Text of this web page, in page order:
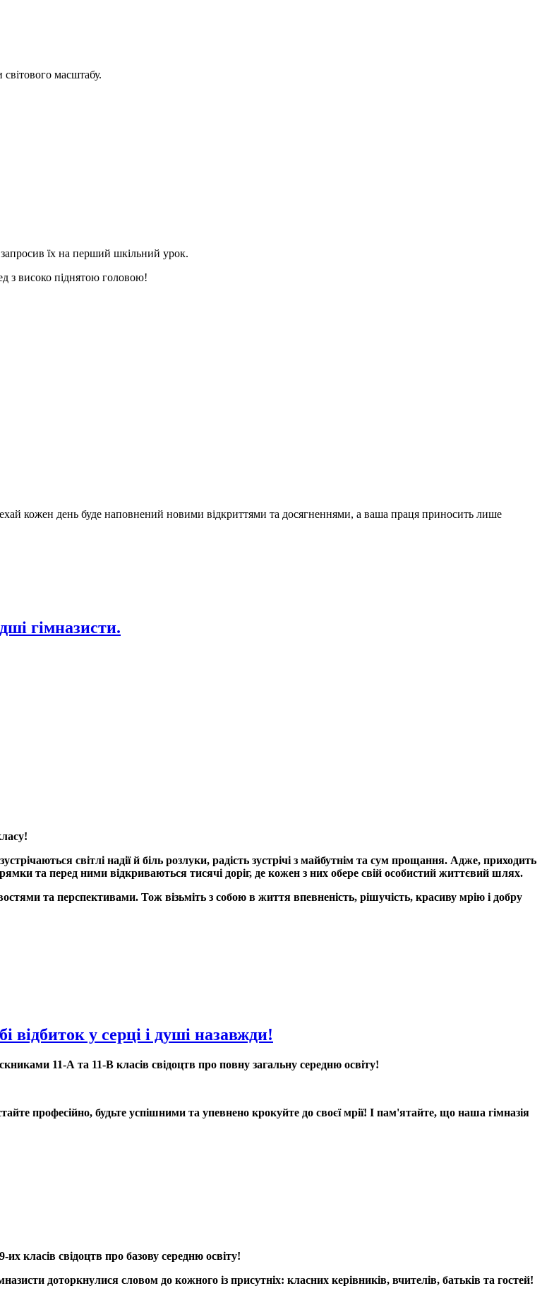
масштабу.
їх на перший шкільний урок.
з високо піднятою головою!
кожен день буде наповнений новими відкриттями та досягненнями, а ваша праця приносить лише
гімназисти.
світлі надії й біль розлуки, радість зустрічі з майбутнім та сум прощання. Адже, приходить
та перед ними відкриваються тисячі доріг, де кожен з них обере свій особистий життєвий шлях.
та перспективами. Тож візьміть з собою в життя впевненість, рішучість, красиву мрію і добру
відбиток у серці і душі назавжди!
11-А та 11-В класів свідоцтв про повну загальну середню освіту!
професійно, будьте успішними та упевнено крокуйте до своєї мрії! І пам'ятайте, що наша гімназія
класів свідоцтв про базову середню освіту!
доторкнулися словом до кожного із присутніх: класних керівників, вчителів, батьків та гостей!